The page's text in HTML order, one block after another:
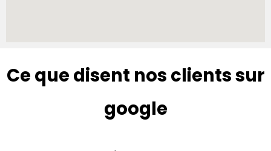
Ce que disent nos clients sur
google